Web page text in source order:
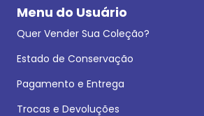
Menu do Usuário
Quer Vender Sua Coleção?
Estado de Conservação
Pagamento e Entrega
Trocas e Devoluções